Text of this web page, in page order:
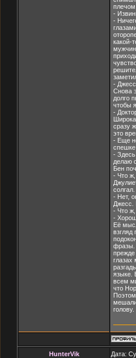
плечом
-
-
какой-
-
Снова
долго
чтобы
-
сразу
это
- Еще
-
делаю
Бен
- Что
- Нет,
Джесс.
- Что ж,
-
Её
взгляд
фразы.
прежде
глазах
языке.
всем
что
голову.
HunterVik Дата: